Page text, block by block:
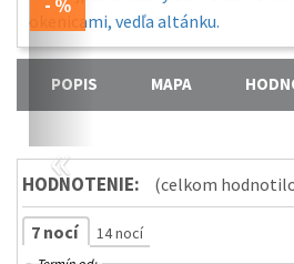
«
POPIS MAPA
HODNOTENIE: (celkom
7 nocí 14 nocí